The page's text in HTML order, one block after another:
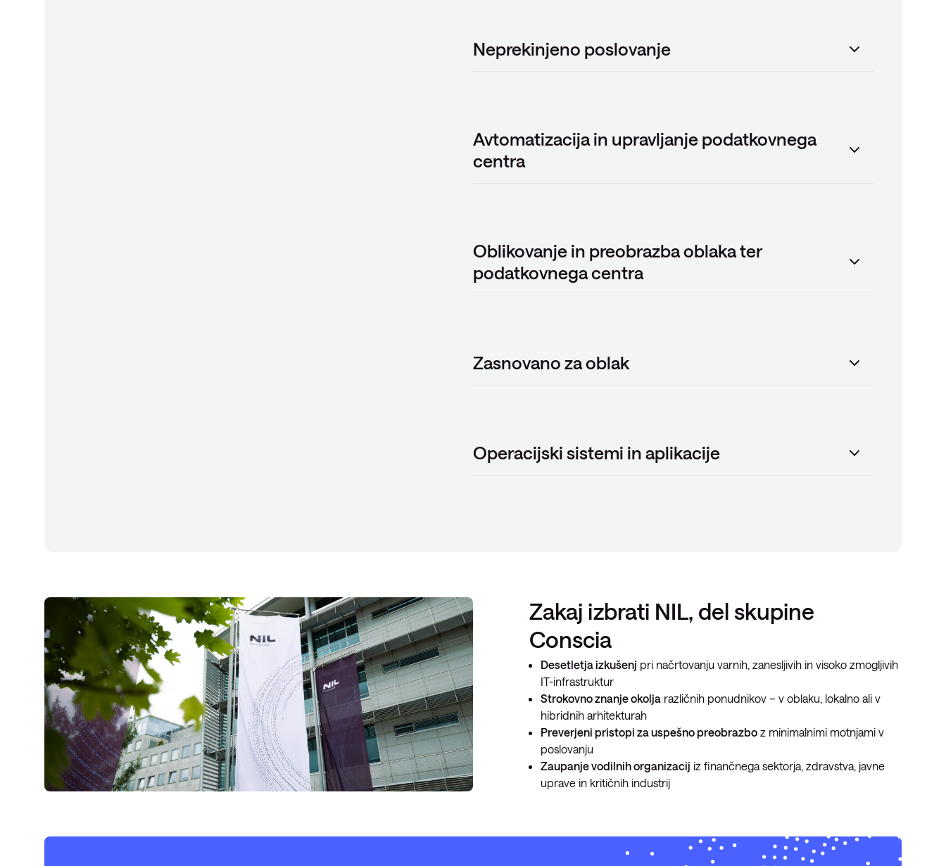
Neprekinjeno poslovanje
Avtomatizacija in upravljanje podatkovnega
centra
Oblikovanje in preobrazba oblaka ter
podatkovnega centra
Zasnovano za oblak
Operacijski sistemi in aplikacije
Zakaj izbrati NIL, del skupine
Conscia
Desetletja izkušenj pri načrtovanju varnih, zanesljivih in visoko zmogljivih
IT-infrastruktur
Strokovno znanje okolja različnih ponudnikov – v oblaku, lokalno ali v
hibridnih arhitekturah
Preverjeni pristopi za uspešno preobrazbo z minimalnimi motnjami v
poslovanju
Zaupanje vodilnih organizacij iz finančnega sektorja, zdravstva, javne
uprave in kritičnih industrij